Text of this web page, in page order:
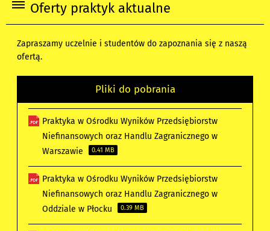
Oferty praktyk aktualne
Zapraszamy uczelnie i studentów do zapoznania się z naszą
ofertą.
Pliki do pobrania
Praktyka w Ośrodku Wyników Przedsiębiorstw
Niefinansowych oraz Handlu Zagranicznego w
Warszawie
0.41 MB
Praktyka w Ośrodku Wyników Przedsiębiorstw
Niefinansowych oraz Handlu Zagranicznego w
Oddziale w Płocku
0.39 MB